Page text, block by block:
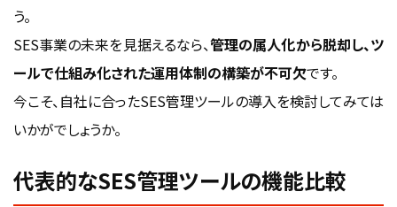
う。
SES事業の未来を見据えるなら、管理の属人化から脱却し、ツ
ールで仕組み化された運用体制の構築が不可欠です。
今こそ、自社に合ったSES管理ツールの導入を検討してみては
いかがでしょうか。
代表的なSES管理ツールの機能比較